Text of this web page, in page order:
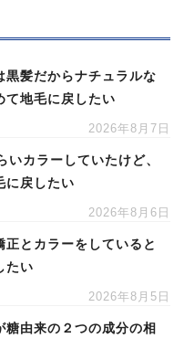
黒髪だからナチュラルな
て地毛に戻したい
2026年8月7日
いカラーしていたけど、
に戻したい
2026年8月6日
正とカラーをしていると
たい
2026年8月5日
糖由来の２つの成分の相